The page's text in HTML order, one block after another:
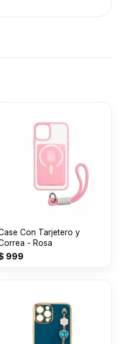
Con Tarjetero y
- Rosa
999